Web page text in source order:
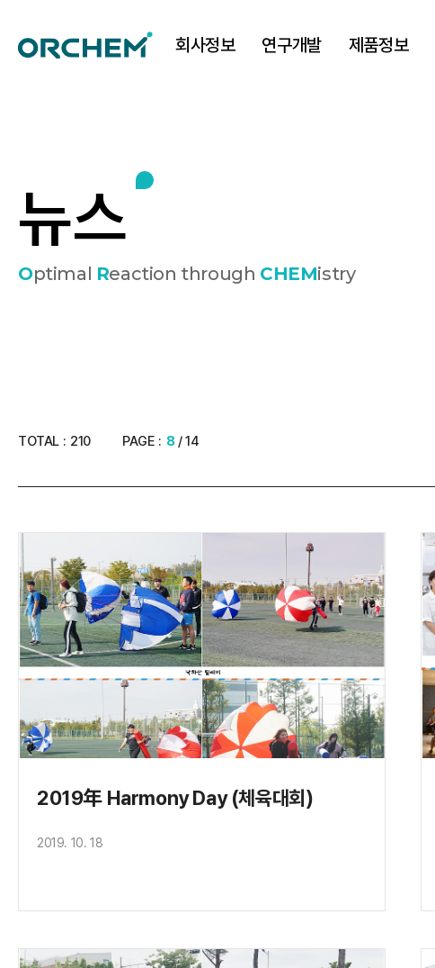
회사정보 연구개발 제품정보
뉴스
Optimal Reaction through CHEMistry
TOTAL : 210 PAGE : 8/ 14
2019年 Harmony Day (체육대회)
2019. 10. 18